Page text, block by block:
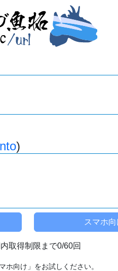
)
取得制限まで0/60回
向け」をお試しください。